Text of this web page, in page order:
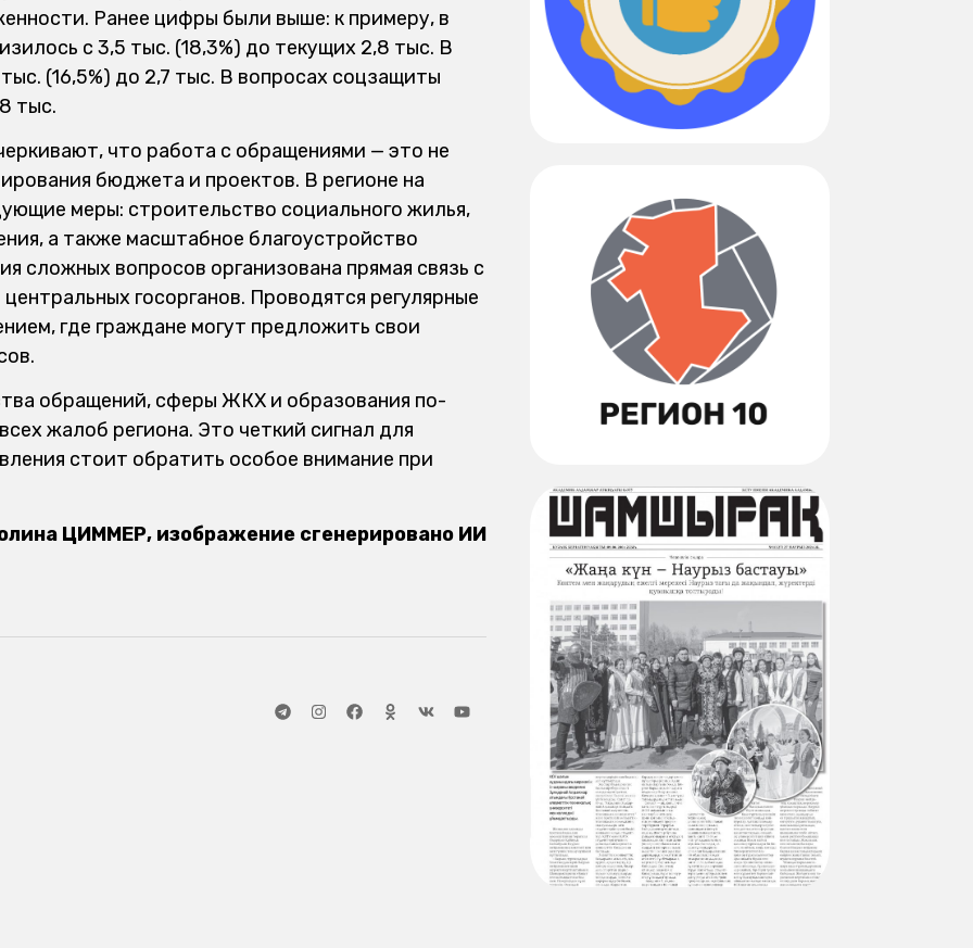
Ранее цифры были выше: к примеру, в
с 3,5 тыс. (18,3%) до текущих 2,8 тыс. В
(16,5%) до 2,7 тыс. В вопросах соцзащиты
тыс.
что работа с обращениями — это не
бюджета и проектов. В регионе на
меры: строительство социального жилья,
а также масштабное благоустройство
сложных вопросов организована прямая связь с
госорганов. Проводятся регулярные
где граждане могут предложить свои
обращений, сферы ЖКХ и образования по-
жалоб региона. Это четкий сигнал для
стоит обратить особое внимание при
ЦИММЕР, изображение сгенерировано ИИ